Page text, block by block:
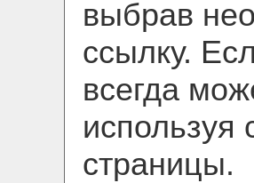
выбрав
ссылку.
всегда
используя
страницы.